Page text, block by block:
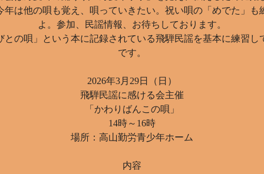
年は他の唄も覚え、唄っていきたい。祝い唄の「めでた」も
よ。参加、民謡情報、お待ちしております。
との唄」という本に記録されている飛騨民謡を基本に練習し
です。
2026年3月29日（日）
飛騨民謡に感ける会主催
「かわりばんこの唄」
14時～16時
場所：高山勤労青少年ホーム
内容